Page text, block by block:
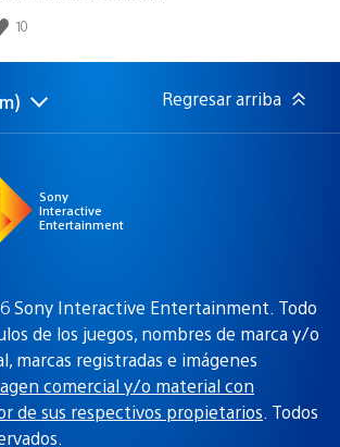
10
Regresar arriba
Sony
Interactive
Entertainment
Sony Interactive Entertainment. Todo
de los juegos, nombres de marca y/o
marcas registradas e imágenes
comercial y/o material con
de sus respectivos propietarios. Todos